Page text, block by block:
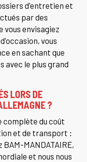
d'entretien et
par des
vous envisagiez
vous
en sachant que
avec le plus grand
LORS DE
?
complète du coût
et de transport :
MANDATAIRE,
et nous nous